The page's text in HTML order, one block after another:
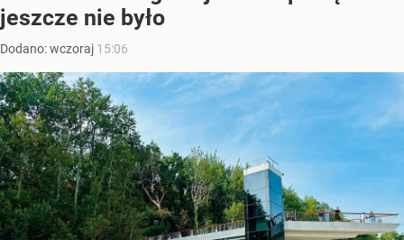
jeszcze nie było
Dodano:wczoraj 15:06